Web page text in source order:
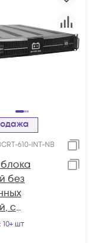
610-INT-NB
без
с
для
: 10+ шт